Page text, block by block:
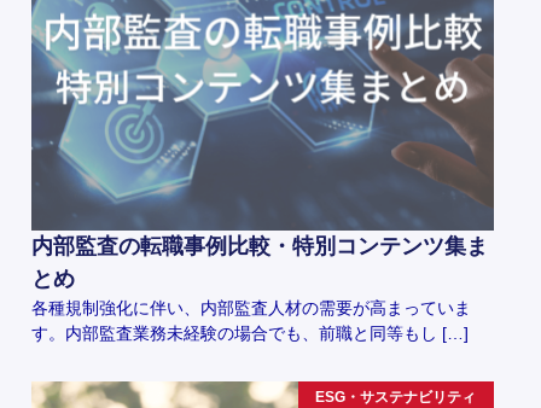
内部監査の転職事例比較・特別コンテンツ集ま
とめ
各種規制強化に伴い、内部監査人材の需要が高まっていま
す。内部監査業務未経験の場合でも、前職と同等もし […]
ESG・サステナビリティ